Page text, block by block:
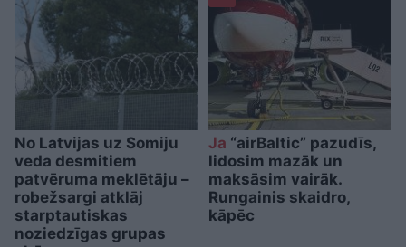
No Latvijas uz Somiju
veda desmitiem
patvēruma meklētāju –
robežsargi atklāj
starptautiskas
noziedzīgas grupas
Ja “airBaltic” pazudīs,
lidosim mazāk un
maksāsim vairāk.
Rungainis skaidro,
kāpēc